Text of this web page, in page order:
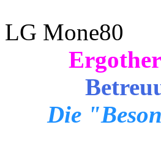
LG Mone80
Die